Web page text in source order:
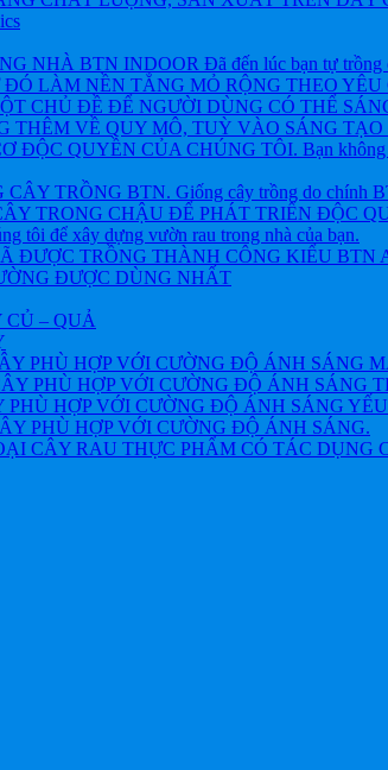
BTN INDOOR Đã đến lúc bạn tự trồng
LÀM NỀN TẲNG MỎ RỘNG THEO YÊU
CHỦ ĐỀ ĐỂ NGƯỜI DÙNG CÓ THỂ
THÊM VỀ QUY MÔ, TUỲ VÀO SÁNG
QUYỀN CỦA CHÚNG TÔI. Bạn không
TRỒNG BTN. Giống cây trồng do chính
TRONG CHẬU ĐỂ PHÁT TRIỂN ĐỘC
tôi để xây dựng vườn rau trong nhà của bạn.
ĐƯỢC TRỒNG THÀNH CÔNG KIỂU BTN
ĐƯỢC DÙNG NHẤT
– QUẢ
PHÙ HỢP VỚI CƯỜNG ĐỘ ÁNH SÁNG
PHÙ HỢP VỚI CƯỜNG ĐỘ ÁNH SÁNG
HỢP VỚI CƯỜNG ĐỘ ÁNH SÁNG
PHÙ HỢP VỚI CƯỜNG ĐỘ ÁNH SÁNG.
CÂY RAU THỰC PHẨM CÓ TÁC